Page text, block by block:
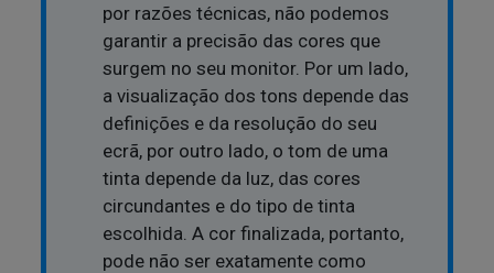
por razões técnicas, não podemos
garantir a precisão das cores que
surgem no seu monitor. Por um lado,
a visualização dos tons depende das
definições e da resolução do seu
ecrã, por outro lado, o tom de uma
tinta depende da luz, das cores
circundantes e do tipo de tinta
escolhida. A cor finalizada, portanto,
pode não ser exatamente como